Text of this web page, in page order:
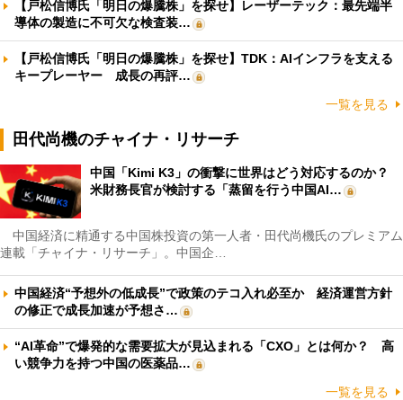
【戸松信博氏「明日の爆騰株」を探せ】レーザーテック：最先端半
導体の製造に不可欠な検査装…
【戸松信博氏「明日の爆騰株」を探せ】TDK：AIインフラを支える
キープレーヤー 成長の再評…
一覧を見る
田代尚機のチャイナ・リサーチ
中国「Kimi K3」の衝撃に世界はどう対応するのか？
米財務長官が検討する「蒸留を行う中国AI…
中国経済に精通する中国株投資の第一人者・田代尚機氏のプレミアム
連載「チャイナ・リサーチ」。中国企…
中国経済“予想外の低成長”で政策のテコ入れ必至か 経済運営方針
の修正で成長加速が予想さ…
“AI革命”で爆発的な需要拡大が見込まれる「CXO」とは何か？ 高
い競争力を持つ中国の医薬品…
一覧を見る